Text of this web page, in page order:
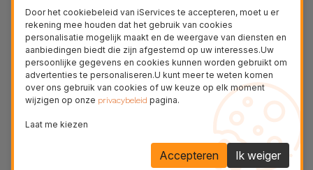
15, 14, 13, 12 onder meer en het nieuwste model
van de Apple, deiPhone 16eniPhone 17.
Drie-laagse bescherming met de
siliconen kappen
Onze iPhone siliconen hoesjes hebben een
robuuste, kwalitatieve constructie met een
drielaagse constructie om ongelukken en
Door het cookiebeleid van iServices te accepteren, moet u er
rekening mee houden dat het gebruik van cookies
personalisatie mogelijk maakt en de weergave van diensten en
aanbiedingen biedt die zijn afgestemd op uw interesses.Uw
persoonlijke gegevens en cookies kunnen worden gebruikt om
advertenties te personaliseren.U kunt meer te weten komen
over ons gebruik van cookies of uw keuze op elk moment
wijzigen op onze privacybeleid pagina.
Laat me kiezen
Ik weiger
Accepteren